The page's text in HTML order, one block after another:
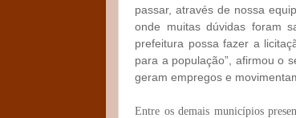
passar, através de nossa
onde muitas dúvidas foram
prefeitura possa fazer a
para a população”, afirmou o
geram empregos e
Entre os demais municípios